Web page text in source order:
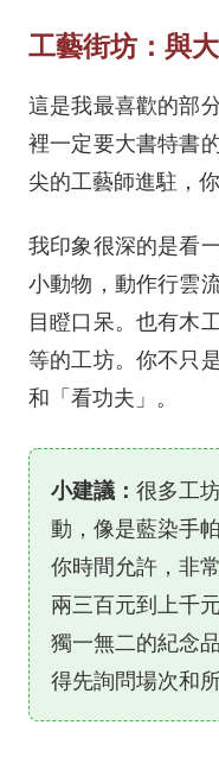
工藝街坊：與
這是我最喜歡的部
裡一定要大書特書
尖的工藝師進駐，
我印象很深的是看
小動物，動作行雲
目瞪口呆。也有木
等的工坊。你不只
和「看功夫」。
小建議： 很多工
動，像是藍染手
你時間允許，非
兩三百元到上千
獨一無二的紀念
得先詢問場次和